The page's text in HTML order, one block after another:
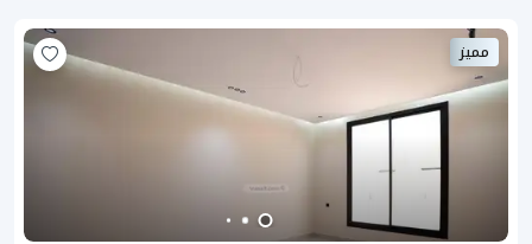
مميز